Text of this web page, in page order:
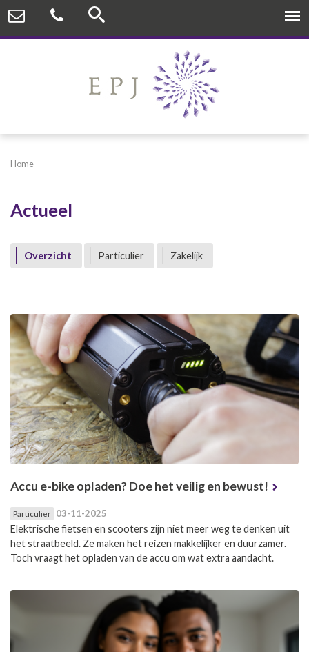
Home
Actueel
Overzicht Particulier Zakelijk
Accu e-bike opladen? Doe het veilig en bewust!
Particulier 03-11-2025
Elektrische fietsen en scooters zijn niet meer weg te denken uit
het straatbeeld. Ze maken het reizen makkelijker en duurzamer.
Toch vraagt het opladen van de accu om wat extra aandacht.